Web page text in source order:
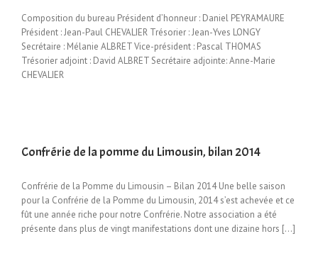
Composition du bureau Président d’honneur : Daniel PEYRAMAURE
Président : Jean-Paul CHEVALIER Trésorier : Jean-Yves LONGY
Secrétaire : Mélanie ALBRET Vice-président : Pascal THOMAS
Trésorier adjoint : David ALBRET Secrétaire adjointe: Anne-Marie
CHEVALIER
Confrérie de la pomme du Limousin, bilan 2014
Confrérie de la Pomme du Limousin – Bilan 2014 Une belle saison
pour la Confrérie de la Pomme du Limousin, 2014 s’est achevée et ce
fût une année riche pour notre Confrérie. Notre association a été
présente dans plus de vingt manifestations dont une dizaine hors [...]